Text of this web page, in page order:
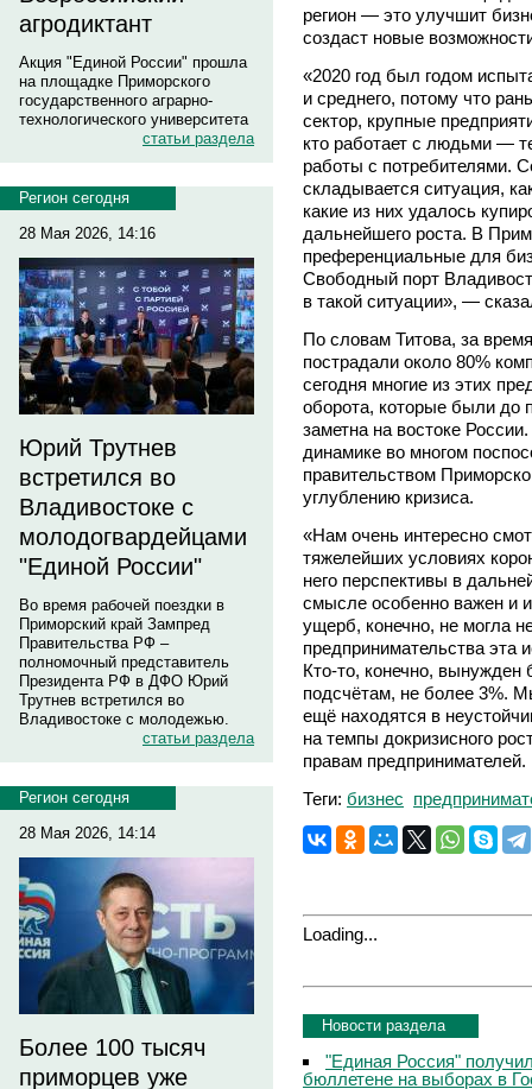
агродиктант
Акция "Единой России" прошла
на площадке Приморского
государственного аграрно-
технологического университета
статьи раздела
Регион сегодня
28 Мая 2026, 14:16
Юрий Трутнев
встретился во
Владивостоке с
молодогвардейцами
"Единой России"
Во время рабочей поездки в
Приморский край Зампред
Правительства РФ –
полномочный представитель
Президента РФ в ДФО Юрий
Трутнев встретился во
Владивостоке с молодежью.
статьи раздела
Регион сегодня
28 Мая 2026, 14:14
Более 100 тысяч
приморцев уже
регион — это улучшит
создаст новые
«2020 год был годом
и среднего, потому что
сектор, крупные
кто работает с людьми —
работы с потребителями.
складывается ситуация,
какие из них удалось
дальнейшего роста. В
преференциальные для
Свободный порт
в такой ситуации», —
По словам Титова, за
пострадали около 80%
сегодня многие из этих
оборота, которые были до
заметна на востоке
динамике во многом
правительством
углублению кризиса.
«Нам очень интересно
тяжелейших условиях
него перспективы в
смысле особенно важен и
ущерб, конечно, не могла
предпринимательства эта
Кто-то, конечно,
подсчётам, не более 3%.
ещё находятся в
на темпы докризисного
правам предпринимателей.
Теги: бизнес
Loading...
Новости раздела
"Единая Россия"
бюллетене на выборах в